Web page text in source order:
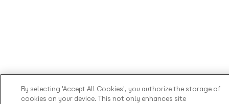
By selecting 'Accept All Cookies', you authorize the storage of
cookies on your device. This not only enhances site